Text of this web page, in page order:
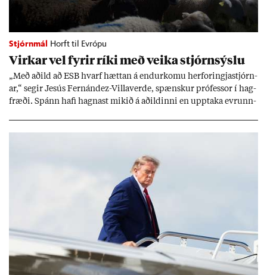
Stjórnmál Horft til Evrópu
Virk­ar vel fyr­ir ríki með veika stjórn­sýslu
„Með að­ild að ESB hvarf hætt­an á end­ur­komu her­for­ingja­stjórn­
ar,“ seg­ir Jesús Fer­nández-Villa­ver­de, spænsk­ur pró­fess­or í hag­
fræði. Spánn hafi hagn­ast mik­ið á að­ild­inni en upp­taka evr­unn­